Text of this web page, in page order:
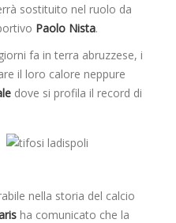
sostituito nel ruolo da
Paolo Nista.
fa in terra abruzzese, i
il loro calore neppure
dove si profila il record di
nella storia del calcio
ha comunicato che la